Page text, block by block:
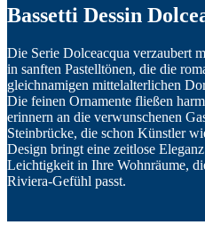
Bassetti Dessin
Die Serie Dolceacqua verzaubert
in sanften Pastelltönen, die die
gleichnamigen mittelalterlichen
Die feinen Ornamente fließen
erinnern an die verwunschenen
Steinbrücke, die schon Künstler
Design bringt eine zeitlose
Leichtigkeit in Ihre Wohnräume,
Riviera-Gefühl passt.